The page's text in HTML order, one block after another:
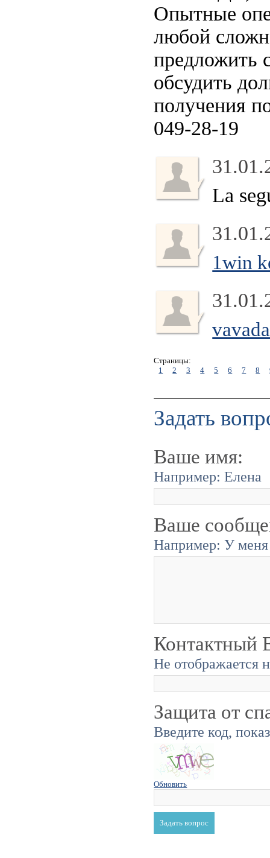
Опытные
любой
предложить
обсудить
получения
049-28-19
La
1win
vavada
Страницы:
1
2 3 4 5 6 7 8
Задать
Ваше имя:
Например: Елена
Ваше
Например: У меня
Контактный
Не отображается
Защита от
Введите код,
Обновить